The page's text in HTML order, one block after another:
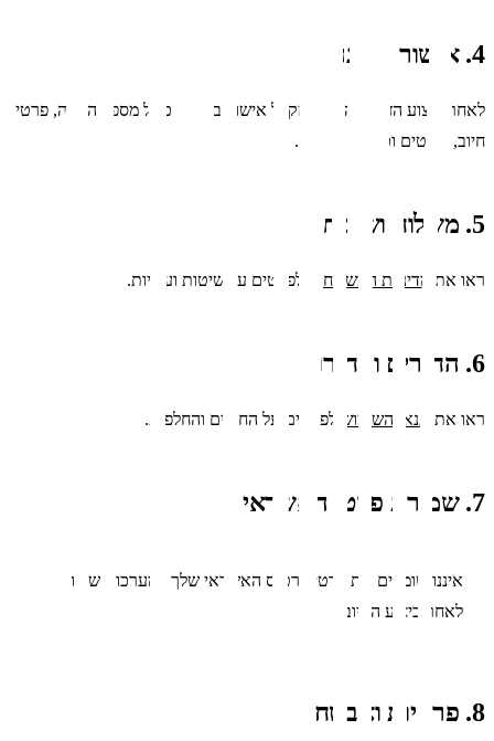
4. אישור הזמנה
לאחר ביצוע הזמנה, הלקוח מקבל אישור במייל הכולל מספר הזמנה, פרטי
חיוב, פריטים וכתובת משלוח.
5. משלוח ושילוח
ראו את מדיניות המשלוחים לפרטים על שיטות ועלויות.
6. החזרים והחזרות
ראו את תנאי השימוש לפרטים על החזרים והחלפות.
7. שמירת פרטי האשראי
איננו שומרים את פרטי כרטיס האשראי שלך במערכות שלנו
לאחר ביצוע החיוב.
8. פרטיות ואבטחה